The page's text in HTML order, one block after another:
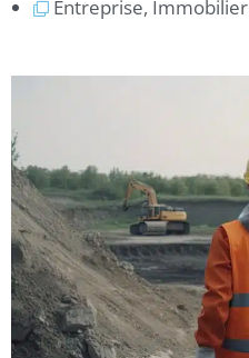
Entreprise, Immobilier